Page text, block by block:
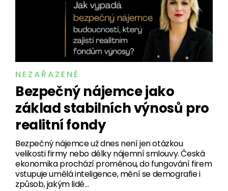
NEZAŘAZENÉ
Bezpečný nájemce jako
základ stabilních výnosů pro
realitní fondy
Bezpečný nájemce už dnes není jen otázkou
velikosti firmy nebo délky nájemní smlouvy. Česká
ekonomika prochází proměnou, do fungování firem
vstupuje umělá inteligence, mění se demografie i
způsob, jakým lidé…